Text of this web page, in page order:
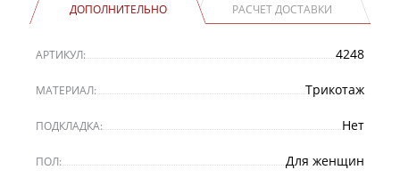
ДОПОЛНИТЕЛЬНО РАСЧЕТ ДОСТАВКИ
АРТИКУЛ: 4248
МАТЕРИАЛ: Трикотаж
ПОДКЛАДКА: Нет
ПОЛ: Для женщин